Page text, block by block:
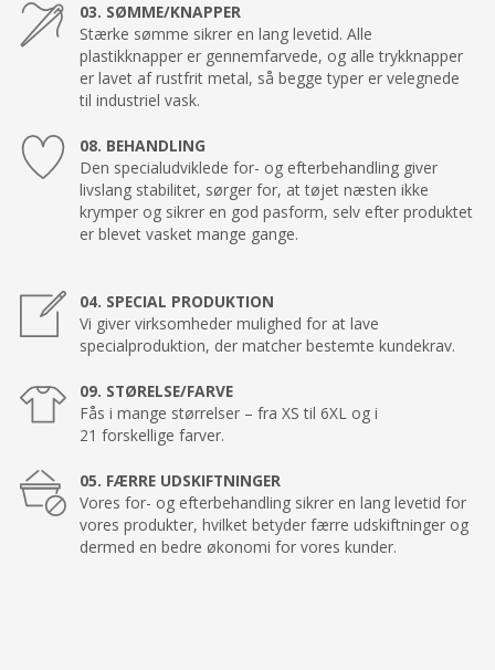
03. SØMME/KNAPPER
Stærke sømme sikrer en lang levetid. Alle
plastikknapper er gennemfarvede, og alle trykknapper
er lavet af rustfrit metal, så begge typer er velegnede
til industriel vask.
08. BEHANDLING
Den specialudviklede for- og efterbehandling giver
livslang stabilitet, sørger for, at tøjet næsten ikke
krymper og sikrer en god pasform, selv efter produktet
er blevet vasket mange gange.
04. SPECIAL PRODUKTION
Vi giver virksomheder mulighed for at lave
specialproduktion, der matcher bestemte kundekrav.
09. STØRELSE/FARVE
Fås i mange størrelser – fra XS til 6XL og i
21 forskellige farver.
05. FÆRRE UDSKIFTNINGER
Vores for- og efterbehandling sikrer en lang levetid for
vores produkter, hvilket betyder færre udskiftninger og
dermed en bedre økonomi for vores kunder.